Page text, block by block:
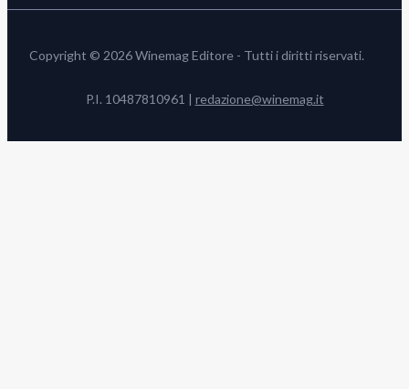
Copyright © 2026 Winemag Editore - Tutti i diritti riservati.
P.I. 10487810961 | redazione@winemag.it